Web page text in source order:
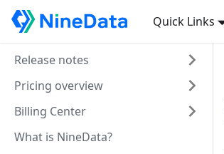
Quick Links
Release notes
Pricing overview
Billing Center
What is NineData?